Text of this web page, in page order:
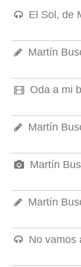
El Sol, de
Martín
Oda a mi
Martín
Martín
Martín
No vamos